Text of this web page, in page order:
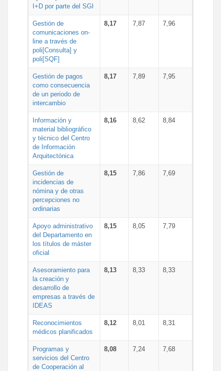
I+D por parte del SGI
Gestión de
comunicaciones on-
line a través de
poli[Consulta] y
poli[SQF]
8,17 7,87 7,96
Gestión de pagos
como consecuencia
de un periodo de
intercambio
8,17 7,89 7,95
Información y
material bibliográfico
y técnico del Centro
de Información
Arquitectónica
8,16 8,62 8,84
Gestión de
incidencias de
nómina y de otras
percepciones no
ordinarias
8,15 7,86 7,69
Apoyo administrativo
del Departamento en
los títulos de máster
oficial
8,15 8,05 7,79
Asesoramiento para
la creación y
desarrollo de
empresas a través de
IDEAS
8,13 8,33 8,33
Reconocimientos
médicos planificados
8,12 8,01 8,31
Programas y
servicios del Centro
de Cooperación al
8,08 7,24 7,68